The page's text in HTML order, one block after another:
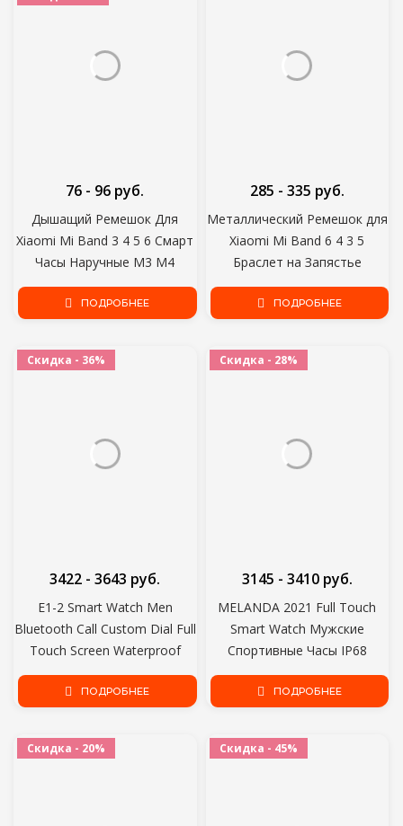
Дышащий Ремешок Для
Xiaomi Mi Band 3 4 5 6 Смарт
Часы Наручные M3 M4
Браслет Для Xiaomi MiBand 6
5 4 3 Замена Ремешка Miband
76 - 96 руб.
ПОДРОБНЕЕ
Металлический Ремешок для
Xiaomi Mi Band 6 4 3 5
Браслет на Запястье
Безвинтовая Замена
нержавеющей Стали Miband
285 - 335 руб.
ПОДРОБНЕЕ
Скидка - 36%
E1-2 Smart Watch Men
Bluetooth Call Custom Dial Full
Touch Screen Waterproof
Smartwatch For Android IOS
Sports Fitness Tracker
3422 - 3643 руб.
ПОДРОБНЕЕ
Скидка - 28%
MELANDA 2021 Full Touch
Smart Watch Мужские
Спортивные Часы IP68
Водонепроницаемый
Монитор сердечного ритма
phone MD15
3145 - 3410 руб.
ПОДРОБНЕЕ
Скидка - 20% Скидка - 45%